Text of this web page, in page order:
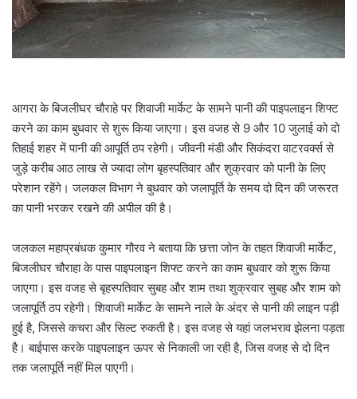
आगरा के बिजलीघर चौराहे पर शिवाजी मार्केट के सामने पानी की पाइपलाइन शिफ्ट
करने का काम बुधवार से शुरू किया जाएगा। इस वजह से 9 और 10 जुलाई को दो
तिहाई शहर में पानी की आपूर्ति ठप रहेगी। जीवनी मंडी और सिकंदरा वाटरवर्क्स से
जुड़े करीब आठ लाख से ज्यादा लोग बृहस्पतिवार और शुक्रवार को पानी के लिए
परेशान रहेंगे। जलकल विभाग ने बुधवार को जलापूर्ति के समय दो दिन की जरूरत
का पानी भरकर रखने की अपील की है।
जलकल महाप्रबंधक कुमार गौरव ने बताया कि छत्ता जोन के तहत शिवाजी मार्केट,
बिजलीघर चौराहा के पास पाइपलाइन शिफ्ट करने का काम बुधवार को शुरू किया
जाएगा। इस वजह से बृहस्पतिवार सुबह और शाम तथा शुक्रवार सुबह और शाम को
जलापूर्ति ठप रहेगी। शिवाजी मार्केट के सामने नाले के अंदर से पानी की लाइन पड़ी
हुई है, जिससे कचरा और सिल्ट रुकती है। इस वजह से यहां जलभराव झेलना पड़ता
है। बाईपास करके पाइपलाइन ऊपर से निकाली जा रही है, जिस वजह से दो दिन
तक जलापूर्ति नहीं मिल पाएगी।